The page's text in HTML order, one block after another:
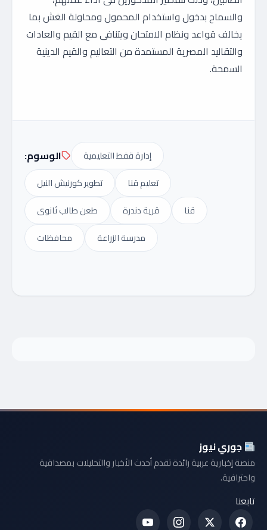
والسماح بدخول واستخدام المحمول ومحاولة الغش بما
يخالف قواعد ونظام الامتحان ويتنافى مع القيم والعادات
والتقاليد المصرية المستمدة من التعاليم والقيم الدينية
السمحة.
الوسوم:
إدارة قفط التعليمية
تطوير كورنيش النيل
تعليم قنا
طعن طالب ثانوى
قرية دندرة
قنا
محافظات
مدرسة الزراعة
جوري نيوز
منصة إخبارية عربية رائدة تقدم أحدث الأخبار والتحليلات بمصداقية
واحترافية.
تابعنا